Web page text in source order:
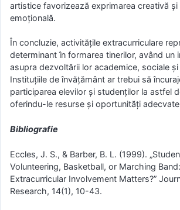
artistice favorizează exprimarea creativă și
emoțională.
În concluzie, activitățile extracurriculare
determinant în formarea tinerilor, având un
asupra dezvoltării lor academice, sociale
Instituțiile de învățământ ar trebui să
participarea elevilor și studenților la astfel
oferindu-le resurse și oportunități
Bibliografie
Eccles, J. S., & Barber, B. L. (1999).
Volunteering, Basketball, or Marching
Extracurricular Involvement Matters?”
Research, 14(1), 10-43.